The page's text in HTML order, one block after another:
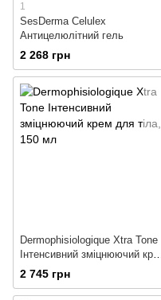
1
SesDerma Celulex
Антицелюлітний гель
2 268 грн
Dermophisiologique Xtra Tone
Інтенсивний зміцнюючий крем
для тіла
2 745 грн